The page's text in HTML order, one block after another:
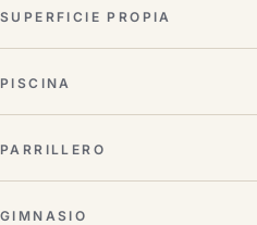
SUPERFICIE PROPIA
PISCINA
PARRILLERO
GIMNASIO